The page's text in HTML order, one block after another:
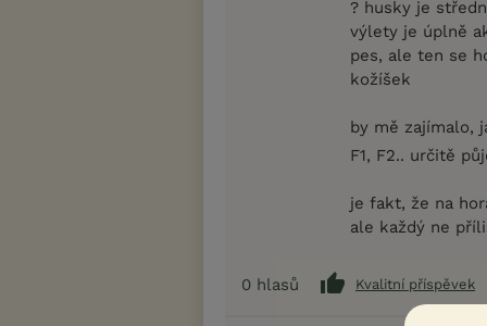
? husky je
výlety je úplně
pes, ale ten se
kožíšek
by mě zajímalo,
F1, F2.. určitě
je fakt, že na
ale každý ne
0 hlasů Kvalitní příspěvek